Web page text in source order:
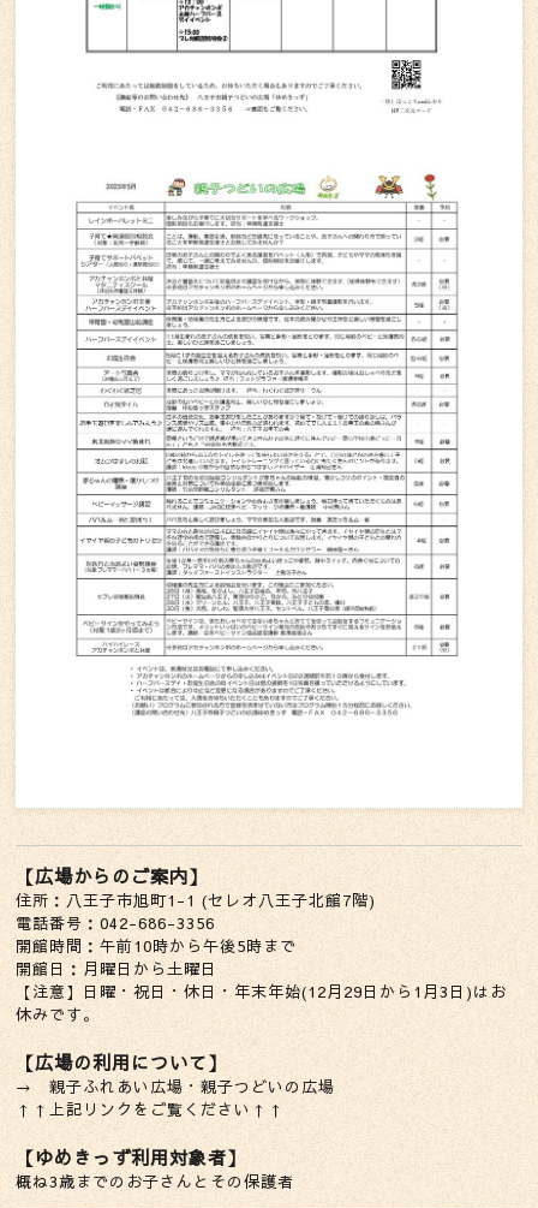
【広場からのご案内】
住所：八王子市旭町1-1 (セレオ八王子北館7階)
電話番号：042-686-3356
開館時間：午前10時から午後5時まで
開館日：月曜日から土曜日
【注意】日曜・祝日・休日・年末年始(12月29日から1月3日)はお
休みです。
【広場の利用について】
→親子ふれあい広場・親子つどいの広場
↑↑上記リンクをご覧ください↑↑
【ゆめきっず利用対象者】
概ね3歳までのお子さんとその保護者